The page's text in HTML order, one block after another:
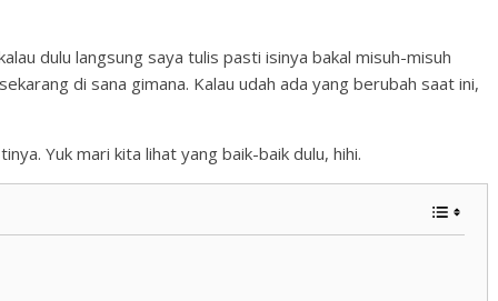
dulu langsung saya tulis pasti isinya bakal misuh-misuh
di sana gimana. Kalau udah ada yang berubah saat ini,
Yuk mari kita lihat yang baik-baik dulu, hihi.